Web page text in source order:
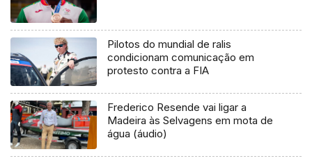
Pilotos do mundial de ralis
condicionam comunicação em
protesto contra a FIA
Frederico Resende vai ligar a
Madeira às Selvagens em mota de
água (áudio)